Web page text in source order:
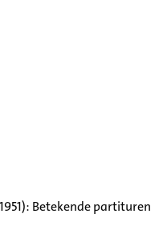
Betekende partituren